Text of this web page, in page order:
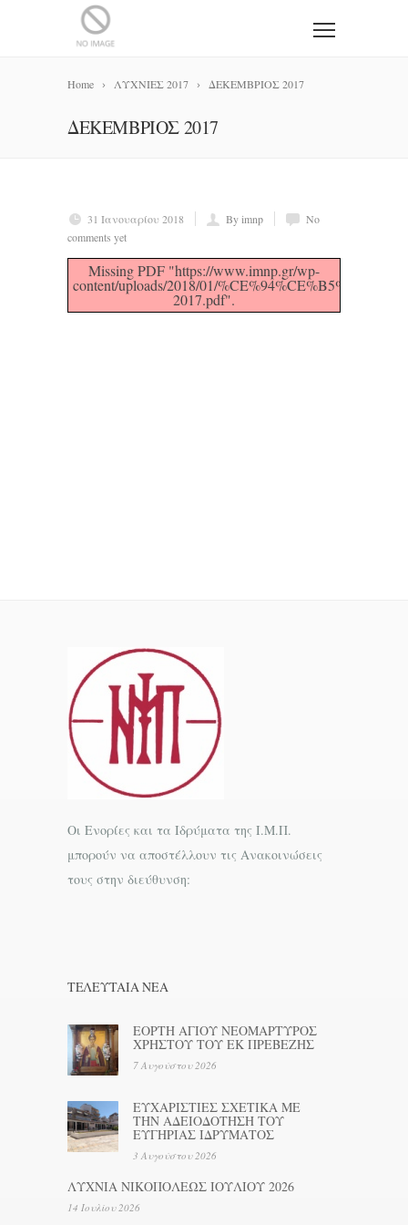
Home ΛΥΧΝΙΕΣ 2017 ΔΕΚΕΜΒΡΙΟΣ 2017
ΔΕΚΕΜΒΡΙΟΣ 2017
31 Ιανουαρίου 2018 By imnp
No
comments yet
Missing PDF "https://www.imnp.gr/wp-
content/uploads/2018/01/
2017.pdf".
Οι Ενορίες και τα Ιδρύματα της Ι.Μ.Π.
μπορούν να αποστέλλουν τις Ανακοινώσεις
τους στην διεύθυνση:
ΤΕΛΕΥΤΑΊΑ ΝΕΑ
ΕΟΡΤΗ ΑΓΙΟΥ ΝΕΟΜΑΡΤΥΡΟΣ
ΧΡΗΣΤΟΥ ΤΟΥ ΕΚ ΠΡΕΒΕΖΗΣ
7 Αυγούστου 2026
ΕΥΧΑΡΙΣΤΙΕΣ ΣΧΕΤΙΚΑ ΜΕ
ΤΗΝ ΑΔΕΙΟΔΟΤΗΣΗ ΤΟΥ
ΕΥΓΗΡΙΑΣ ΙΔΡΥΜΑΤΟΣ
3 Αυγούστου 2026
ΛΥΧΝΙΑ ΝΙΚΟΠΟΛΕΩΣ ΙΟΥΛΙΟΥ 2026
14 Ιουλίου 2026